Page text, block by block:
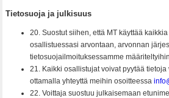
Tietosuoja ja julkisuus
20. Suostut siihen, että MT käyttää
osallistuessasi arvontaan, arvonnan
tietosuojailmoituksessamme
21. Kaikki osallistujat voivat pyytää
ottamalla yhteyttä meihin osoitteessa
22. Voittaja suostuu julkaisemaan